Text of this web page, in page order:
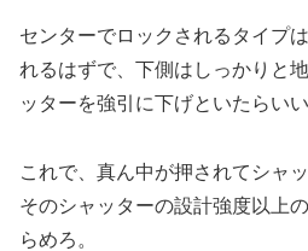
センターでロックされるタイプ
れるはずで、下側はしっかりと
ッターを強引に下げといたらいい
これで、真ん中が押されてシャ
そのシャッターの設計強度以上
らめろ。